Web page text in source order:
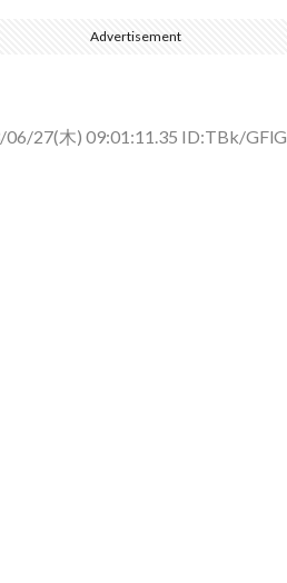
してニンジャ？→スタイリ...
Advertisement
06/27(木) 09:01:11.35 ID:TBk/GFlG